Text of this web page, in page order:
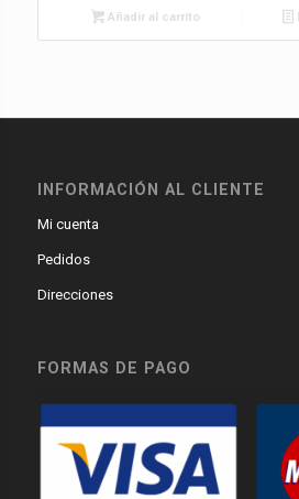
Añadir al carrito
INFORMACIÓN AL CLIENTE
Mi cuenta
Pedidos
Direcciones
FORMAS DE PAGO